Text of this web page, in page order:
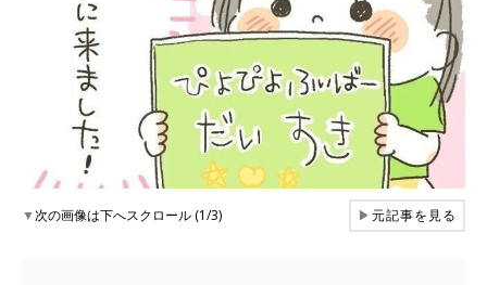
▼次の画像は下へスクロール (1/3) ▶元記事を見る